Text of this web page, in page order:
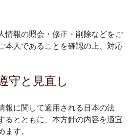
情報の照会・修正・削除などをご
本人であることを確認の上、対応
守と見直し
報に関して適用される日本の法
るとともに、本方針の内容を適宜
ます。